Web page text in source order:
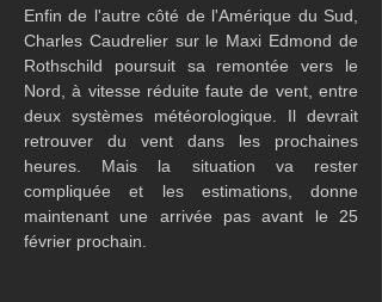
Enfin de l'autre côté de l'Amérique du Sud,
Charles Caudrelier sur le Maxi Edmond de
Rothschild poursuit sa remontée vers le
Nord, à vitesse réduite faute de vent, entre
deux systèmes météorologique. Il devrait
retrouver du vent dans les prochaines
heures. Mais la situation va rester
compliquée et les estimations, donne
maintenant une arrivée pas avant le 25
février prochain.